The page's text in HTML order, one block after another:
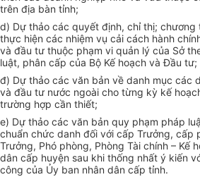
trên địa bàn tỉnh;
d) Dự thảo các quyết định, chỉ thị; chương
thực hiện các nhiệm vụ cải cách hành
và đầu tư thuộc phạm vi quản lý của Sở
luật, phân cấp của Bộ Kế hoạch và Đầu tư;
đ) Dự thảo các văn bản về danh mục các
và đầu tư nước ngoài cho từng kỳ kế
trường hợp cần thiết;
e) Dự thảo các văn bản quy phạm pháp
chuẩn chức danh đối với cấp Trưởng, cấp
Trưởng, Phó phòng, Phòng Tài chính – Kế
dân cấp huyện sau khi thống nhất ý kiến
công của Ủy ban nhân dân cấp tỉnh.